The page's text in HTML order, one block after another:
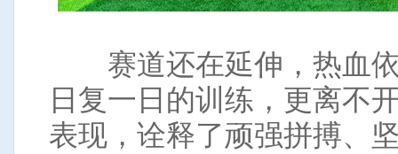
赛道还在延伸，热血依
日复一日的训练，更离不
表现，诠释了顽强拼搏、